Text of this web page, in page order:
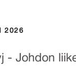
2026
- Johdon